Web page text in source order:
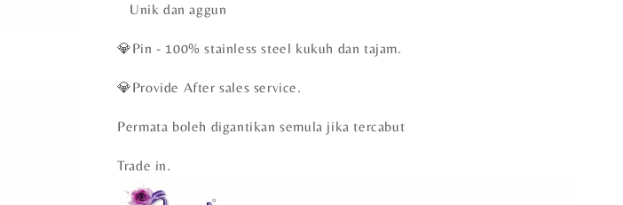
Unik dan aggun
💎Pin - 100% stainless steel kukuh dan tajam.
💎Provide After sales service.
Permata boleh digantikan semula jika tercabut
Trade in.